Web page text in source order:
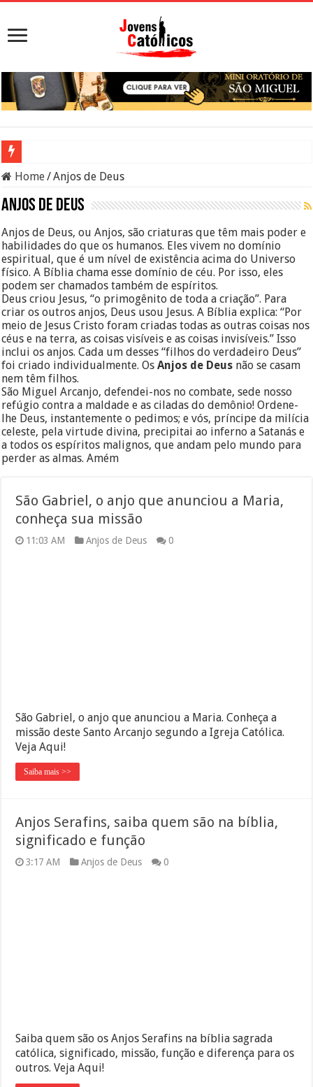
Viciado em sexo: o que significa, sinais, pecado e como buscar ajuda
Sacramento da Reconciliação: O Que É e Como Fazer uma Boa
Falsos Amigos: O Que a Bíblia e a Igreja Católica Ensinam Sobre
8 Pessoas Que Você Não Deve Ajudar Segundo a Bíblia
Home/Anjos de Deus
Anjos de Deus
Anjos de Deus, ou Anjos, são criaturas que têm mais poder e
habilidades do que os humanos. Eles vivem no domínio
espiritual, que é um nível de existência acima do Universo
físico. A Bíblia chama esse domínio de céu. Por isso, eles
podem ser chamados também de espíritos.
Deus criou Jesus, “o primogênito de toda a criação”. Para
criar os outros anjos, Deus usou Jesus. A Bíblia explica: “Por
meio de Jesus Cristo foram criadas todas as outras coisas nos
céus e na terra, as coisas visíveis e as coisas invisíveis.” Isso
inclui os anjos. Cada um desses “filhos do verdadeiro Deus”
foi criado individualmente. OsAnjos de Deus não se casam
nem têm filhos.
São Miguel Arcanjo, defendei-nos no combate, sede nosso
refúgio contra a maldade e as ciladas do demônio! Ordene-
lhe Deus, instantemente o pedimos; e vós, príncipe da milícia
celeste, pela virtude divina, precipitai ao inferno a Satanás e
a todos os espíritos malignos, que andam pelo mundo para
perder as almas. Amém
São Gabriel, o anjo que anunciou a Maria,
conheça sua missão
11:03 AM Anjos de Deus 0
São Gabriel, o anjo que anunciou a Maria. Conheça a
missão deste Santo Arcanjo segundo a Igreja Católica.
Veja Aqui!
Saiba mais >>
Anjos Serafins, saiba quem são na bíblia,
significado e função
3:17 AM Anjos de Deus 0
Saiba quem são os Anjos Serafins na bíblia sagrada
católica, significado, missão, função e diferença para os
outros. Veja Aqui!